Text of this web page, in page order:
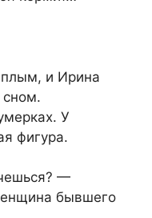
и Ирина
сном.
У
фигура.
—
бывшего